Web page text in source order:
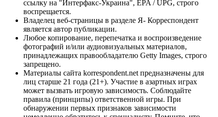
ссылку на "Интерфакс-Украина", EPA / UPG, строго
воспрещается.
Владелец веб-страницы в разделе Я- Корреспондент
является автор публикации.
Любое копирование, перепечатка и воспроизведение
фотографий и/или аудиовизуальных материалов,
принадлежащих правообладателю Getty Images, строго
запрещено.
Материалы сайта korrespondent.net предназначены для
лиц старше 21 года (21+). Участие в азартных играх
может вызвать игровую зависимость. Соблюдайте
правила (принципы) ответственной игры. При
обнаружении первых признаков зависимости